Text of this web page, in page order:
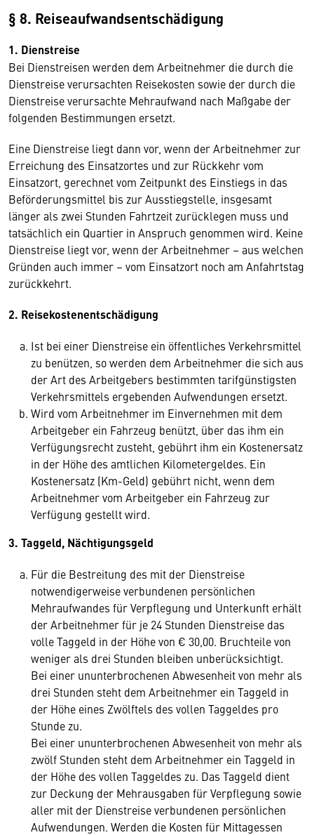
§ 8. Reiseaufwandsentschädigung
1. Dienstreise
Bei Dienstreisen werden dem Arbeitnehmer die durch die
Dienstreise verursachten Reisekosten sowie der durch die
Dienstreise verursachte Mehraufwand nach Maßgabe der
folgenden Bestimmungen ersetzt.
Eine Dienstreise liegt dann vor, wenn der Arbeitnehmer zur
Erreichung des Einsatzortes und zur Rückkehr vom
Einsatzort, gerechnet vom Zeitpunkt des Einstiegs in das
Beförderungsmittel bis zur Ausstiegstelle, insgesamt
länger als zwei Stunden Fahrtzeit zurücklegen muss und
tatsächlich ein Quartier in Anspruch genommen wird. Keine
Dienstreise liegt vor, wenn der Arbeitnehmer – aus welchen
Gründen auch immer – vom Einsatzort noch am Anfahrtstag
zurückkehrt.
2. Reisekostenentschädigung
Ist bei einer Dienstreise ein öffentliches Verkehrsmittel
zu benützen, so werden dem Arbeitnehmer die sich aus
der Art des Arbeitgebers bestimmten tarifgünstigsten
Verkehrsmittels ergebenden Aufwendungen ersetzt.
Wird vom Arbeitnehmer im Einvernehmen mit dem
Arbeitgeber ein Fahrzeug benützt, über das ihm ein
Verfügungsrecht zusteht, gebührt ihm ein Kostenersatz
in der Höhe des amtlichen Kilometergeldes. Ein
Kostenersatz (Km-Geld) gebührt nicht, wenn dem
Arbeitnehmer vom Arbeitgeber ein Fahrzeug zur
Verfügung gestellt wird.
3. Taggeld, Nächtigungsgeld
Für die Bestreitung des mit der Dienstreise
notwendigerweise verbundenen persönlichen
Mehraufwandes für Verpflegung und Unterkunft erhält
der Arbeitnehmer für je 24 Stunden Dienstreise das
volle Taggeld in der Höhe von € 30,00. Bruchteile von
weniger als drei Stunden bleiben unberücksichtigt.
Bei einer ununterbrochenen Abwesenheit von mehr als
drei Stunden steht dem Arbeitnehmer ein Taggeld in
der Höhe eines Zwölftels des vollen Taggeldes pro
Stunde zu.
Bei einer ununterbrochenen Abwesenheit von mehr als
zwölf Stunden steht dem Arbeitnehmer ein Taggeld in
der Höhe des vollen Taggeldes zu. Das Taggeld dient
zur Deckung der Mehrausgaben für Verpflegung sowie
aller mit der Dienstreise verbundenen persönlichen
Aufwendungen. Werden die Kosten für Mittagessen